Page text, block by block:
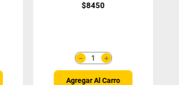
$8450
＋
－
Agregar Al Carro